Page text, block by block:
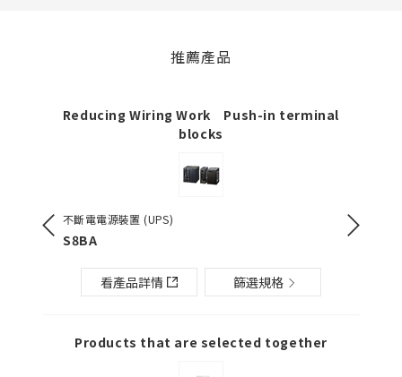
推薦產品
Reducing Wiring Work Push-in terminal
blocks
不斷電電源裝置 (UPS)
S8BA
看產品詳情 篩選規格
電源供
Products that are selected together